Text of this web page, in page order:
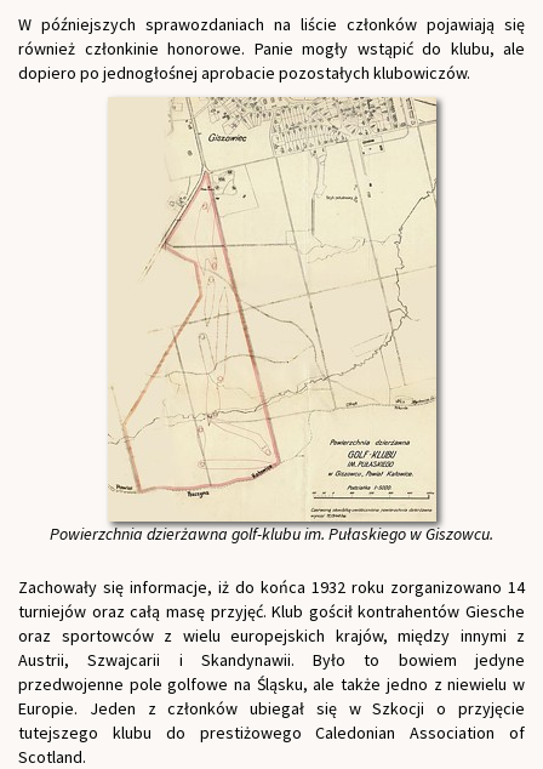
W późniejszych sprawozdaniach na liście członków pojawiają się
również członkinie honorowe. Panie mogły wstąpić do klubu, ale
dopiero po jednogłośnej aprobacie pozostałych klubowiczów.
Powierzchnia dzierżawna golf-klubu im. Pułaskiego w Giszowcu.
Zachowały się informacje, iż do końca 1932 roku zorganizowano 14
turniejów oraz całą masę przyjęć. Klub gościł kontrahentów Giesche
oraz sportowców z wielu europejskich krajów, między innymi z
Austrii, Szwajcarii i Skandynawii. Było to bowiem jedyne
przedwojenne pole golfowe na Śląsku, ale także jedno z niewielu w
Europie. Jeden z członków ubiegał się w Szkocji o przyjęcie
tutejszego klubu do prestiżowego Caledonian Association of
Scotland.